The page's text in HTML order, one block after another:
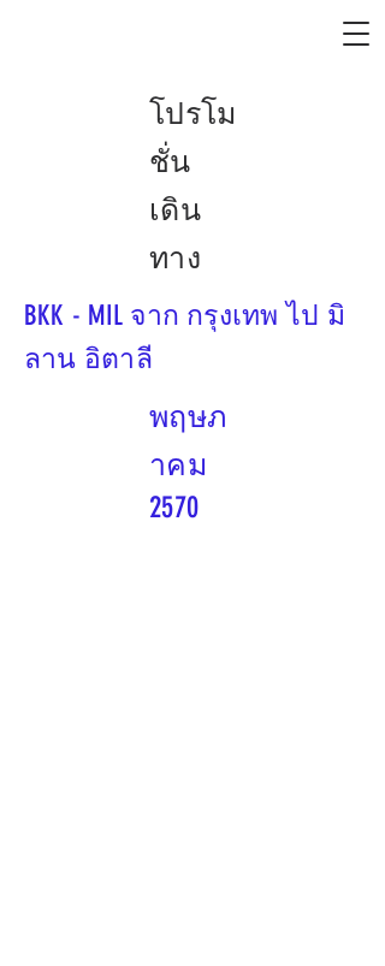
โปรโม
ชั่น
เดิน
ทาง
BKK - MIL จาก กรุงเทพ ไป มิ
ลาน อิตาลี
พฤษภ
าคม
2570